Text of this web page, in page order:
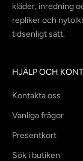
kläder, inredning
repliker och
tidsenligt sätt.
HJÄLP OCH
Kontakta oss
Vanliga frågor
Presentkort
Sök i butiken